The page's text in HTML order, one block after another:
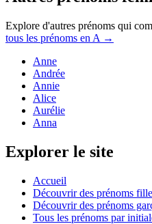
Explore d'autres prénoms qui
tous les prénoms en A →
Anne
Andrée
Annie
Alice
Aurélie
Anna
Explorer le site
Accueil
Découvrir des prénoms
Découvrir des prénoms
Tous les prénoms par